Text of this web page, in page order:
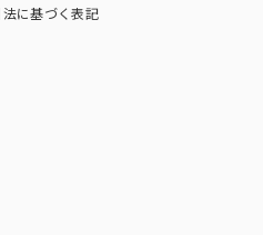
に基づく表記